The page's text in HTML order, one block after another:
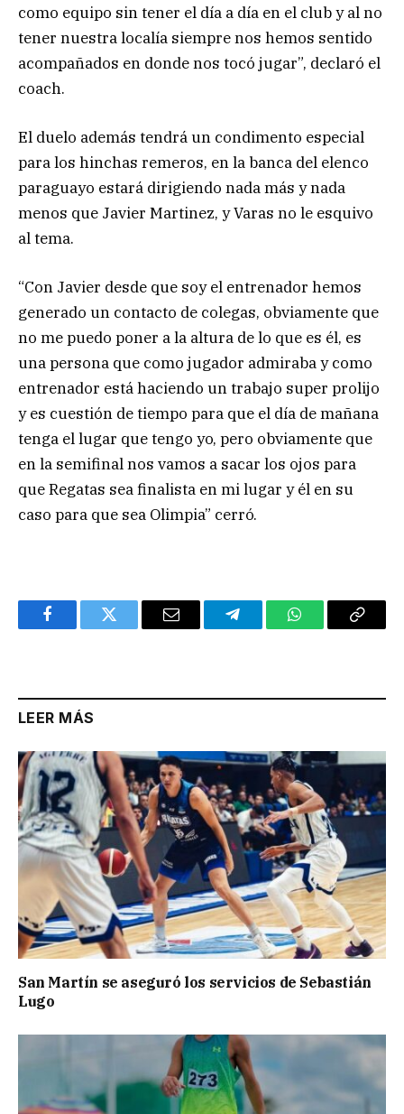
como equipo sin tener el día a día en el club y al no
tener nuestra localía siempre nos hemos sentido
acompañados en donde nos tocó jugar”, declaró el
coach.
El duelo además tendrá un condimento especial
para los hinchas remeros, en la banca del elenco
paraguayo estará dirigiendo nada más y nada
menos que Javier Martinez, y Varas no le esquivo
al tema.
“Con Javier desde que soy el entrenador hemos
generado un contacto de colegas, obviamente que
no me puedo poner a la altura de lo que es él, es
una persona que como jugador admiraba y como
entrenador está haciendo un trabajo super prolijo
y es cuestión de tiempo para que el día de mañana
tenga el lugar que tengo yo, pero obviamente que
en la semifinal nos vamos a sacar los ojos para
que Regatas sea finalista en mi lugar y él en su
caso para que sea Olimpia” cerró.
FacebookTwitter Email TelegramWhatsAppCopy
LEER MÁS
San Martín se aseguró los servicios de Sebastián
Lugo